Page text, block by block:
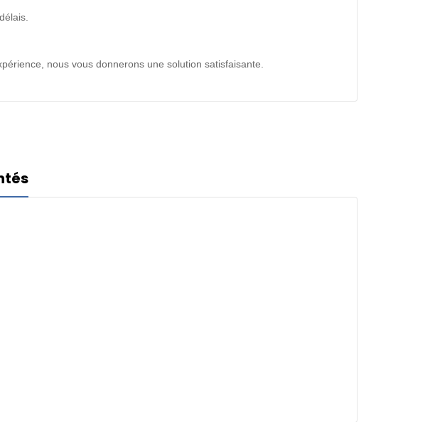
nous vous donnerons une solution satisfaisante.